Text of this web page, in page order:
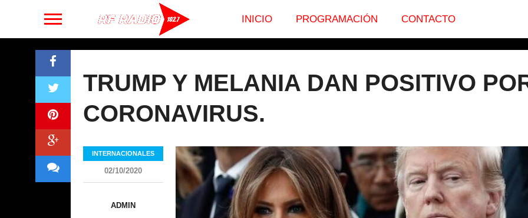
INICIO PROGRAMACIÓN CONTACTO
TRUMP Y MELANIA DAN POSITIVO
CORONAVIRUS.
INTERNACIONALES
02/10/2020
ADMIN